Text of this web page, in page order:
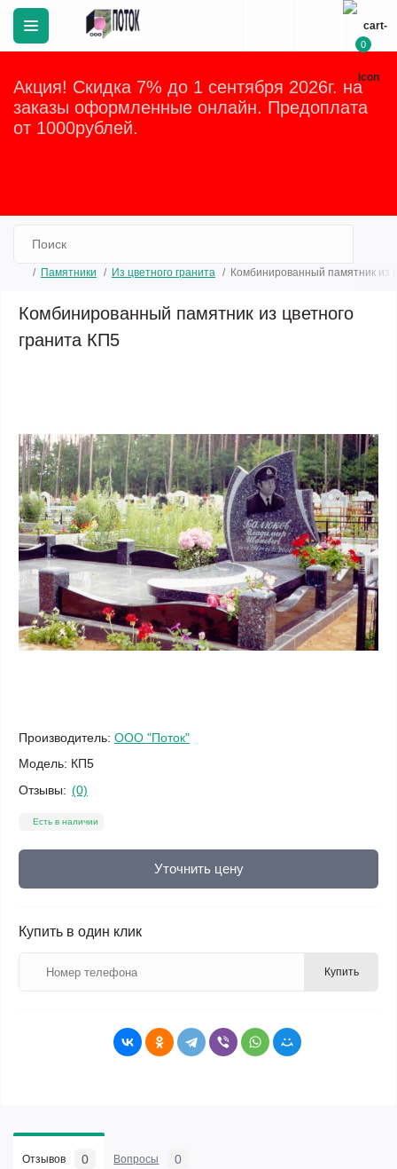
Акция! Скидка 7% до 1 сентября 2026г. на
заказы оформленные онлайн. Предоплата
от 1000рублей.
0
Памятники Из цветного гранита Комбинированный памятник из
Комбинированный памятник из цветного
гранита КП5
Производитель: ООО "Поток"
Модель: КП5
Отзывы: (0)
Есть в наличии
Уточнить цену
Купить в один клик
Купить
Отзывов 0 Вопросы 0